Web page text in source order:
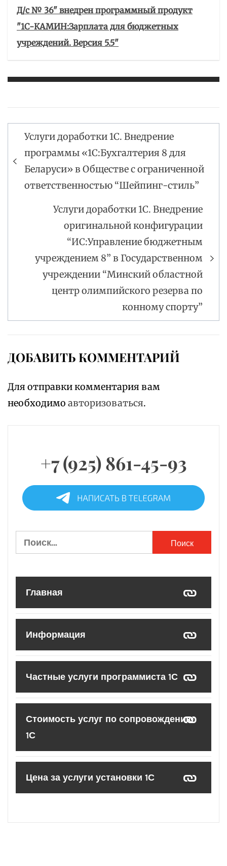
Д/с № 36" внедрен программный продукт
"1С-КАМИН:Зарплата для бюджетных
учреждений. Версия 5.5"
Навигация
по
записям
Услуги доработки 1С. Внедрение
программы «1С:Бухгалтерия 8 для
Беларуси» в Обществе с ограниченной
ответственностью “Шейпинг-стиль”
Услуги доработки 1С. Внедрение
оригинальной конфигурации
“ИС:Управление бюджетным
учреждением 8” в Государственном
учреждении “Минский областной
центр олимпийского резерва по
конному спорту”
ДОБАВИТЬ КОММЕНТАРИЙ
Для отправки комментария вам
необходимо авторизоваться.
+7 (925) 861-45-93
Найти:
Главная
Информация
Частные услуги программиста 1С
Стоимость услуг по сопровождению
1С
Цена за услуги установки 1С